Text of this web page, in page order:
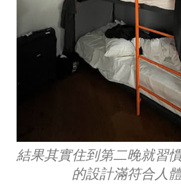
結果其實住到第二晚就習
的設計滿符合人